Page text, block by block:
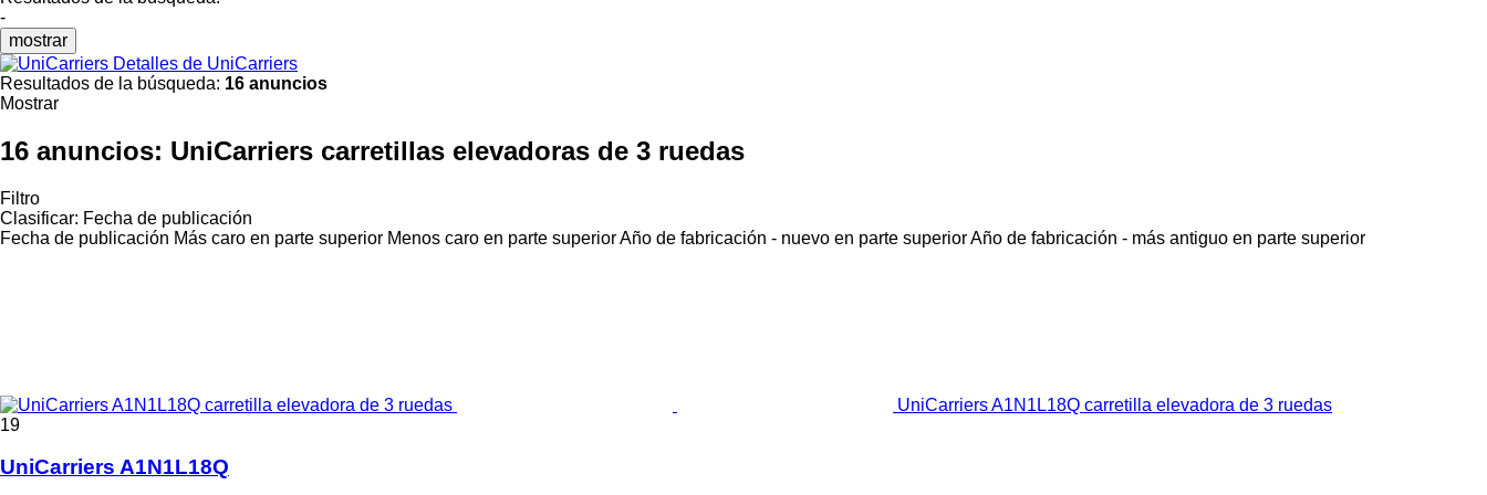
-
mostrar
Detalles de UniCarriers
Resultados de la búsqueda: 16 anuncios
Mostrar
16 anuncios: UniCarriers carretillas elevadoras de 3 ruedas
Filtro
Clasificar: Fecha de publicación
Fecha de publicación Más caro en parte superior Menos caro en parte superiorAño de fabricación - nuevo en parte superiorAño de fabricación - más antiguo en parte superior
UniCarriers A1N1L18Q carretilla elevadora de 3 ruedas
19
UniCarriers A1N1L18Q